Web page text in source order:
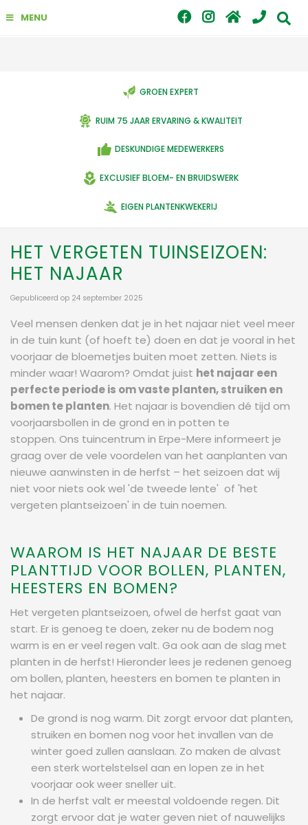
GROEN EXPERT
RUIM 75 JAAR ERVARING & KWALITEIT
DESKUNDIGE MEDEWERKERS
EXCLUSIEF BLOEM- EN BRUIDSWERK
EIGEN PLANTENKWEKERIJ
MENU
HET VERGETEN TUINSEIZOEN:
HET NAJAAR
Gepubliceerd op 24 september 2025
Veel mensen denken dat je in het najaar niet veel meer
in de tuin kunt (of hoeft te) doen en dat je vooral in het
voorjaar de bloemetjes buiten moet zetten. Niets is
minder waar! Waarom? Omdat juist het najaar een
perfecte periode is om vaste planten, struiken en
bomen te planten. Het najaar is bovendien dé tijd om
voorjaarsbollen in de grond en in potten te
stoppen. Ons tuincentrum in Erpe-Mere informeert je
graag over de vele voordelen van het aanplanten van
nieuwe aanwinsten in de herfst – het seizoen dat wij
niet voor niets ook wel 'de tweede lente' of 'het
vergeten plantseizoen' in de tuin noemen.
WAAROM IS HET NAJAAR DE BESTE
PLANTTIJD VOOR BOLLEN, PLANTEN,
HEESTERS EN BOMEN?
Het vergeten plantseizoen, ofwel de herfst gaat van
start. Er is genoeg te doen, zeker nu de bodem nog
warm is en er veel regen valt. Ga ook aan de slag met
planten in de herfst! Hieronder lees je redenen genoeg
om bollen, planten, heesters en bomen te planten in
het najaar.
De grond is nog warm. Dit zorgt ervoor dat planten,
struiken en bomen nog voor het invallen van de
winter goed zullen aanslaan. Zo maken de alvast
een sterk wortelstelsel aan en lopen ze in het
voorjaar ook weer sneller uit.
In de herfst valt er meestal voldoende regen. Dit
zorgt ervoor dat je water geven niet of nauwelijks